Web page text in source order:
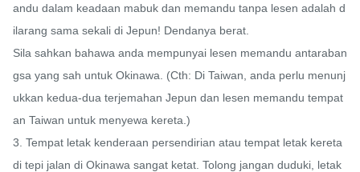
andu dalam keadaan mabuk dan memandu tanpa lesen adalah d
ilarang sama sekali di Jepun! Dendanya berat.
Sila sahkan bahawa anda mempunyai lesen memandu antaraban
gsa yang sah untuk Okinawa. (Cth: Di Taiwan, anda perlu menunj
ukkan kedua-dua terjemahan Jepun dan lesen memandu tempat
an Taiwan untuk menyewa kereta.)
3. Tempat letak kenderaan persendirian atau tempat letak kereta
di tepi jalan di Okinawa sangat ketat. Tolong jangan duduki, letak